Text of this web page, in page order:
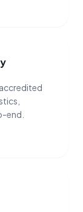
end.